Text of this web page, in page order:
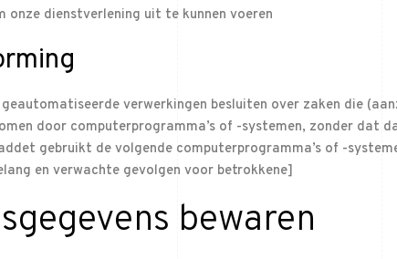
onze dienstverlening uit te kunnen voeren
verwerkingen besluiten over zaken die
door computerprogramma’s of -systemen, zonder dat
gebruikt de volgende computerprogramma’s of -
en verwachte gevolgen voor betrokkene]
bewaren